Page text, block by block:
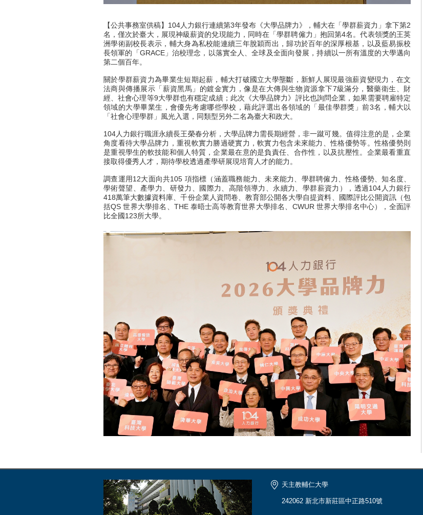
【公共事務室供稿】104人力銀行連續第3年發布《大學品牌力》，輔大在「學群薪資力」拿下第2
名，僅次於臺大，展現神級薪資的兌現能力，同時在「學群聘僱力」抱回第4名。代表領獎的王英
洲學術副校長表示，輔大身為私校能連續三年脫穎而出，歸功於百年的深厚根基，以及藍易振校
長領軍的「GRACE」治校理念，以落實全人、全球及全面向發展，持續以一所有溫度的大學邁向
第二個百年。
關於學群薪資力為畢業生短期起薪，輔大打破國立大學壟斷，新鮮人展現最強薪資變現力，在文
法商與傳播展示「薪資黑馬」的鍍金實力，像是在大傳與生物資源拿下7級滿分，醫藥衛生、財
經、社會心理等9大學群也有穩定成績；此次《大學品牌力》評比也詢問企業，如果需要聘雇特定
領域的大學畢業生，會優先考慮哪些學校，藉此評選出各領域的「最佳學群獎」前3名，輔大以
「社會心理學群」風光入選，同類型另外二名為臺大和政大。
104人力銀行職涯永續長王榮春分析，大學品牌力需長期經營，非一蹴可幾。值得注意的是，企業
角度看待大學品牌力，重視軟實力勝過硬實力，軟實力包含未來能力、性格優勢等。性格優勢則
是重視學生的軟技能和個人特質，企業最在意的是負責任、合作性，以及抗壓性。企業最看重直
接取得優秀人才，期待學校透過產學研展現培育人才的能力。
調查運用12大面向共105 項指標（涵蓋職務能力、未來能力、學群聘僱力、性格優勢、知名度、
學術聲望、產學力、研發力、國際力、高階領導力、永續力、學群薪資力），透過104人力銀行
418萬筆大數據資料庫、千份企業人資問卷、教育部公開各大學自提資料、國際評比公開資訊（包
括QS 世界大學排名、THE 泰晤士高等教育世界大學排名、CWUR 世界大學排名中心），全面評
比全國123所大學。
天主教輔仁大學
242062 新北市新莊區中正路510號